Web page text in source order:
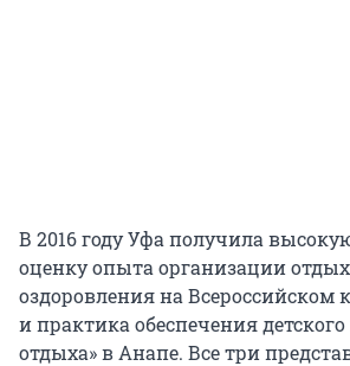
В 2016 году Уфа получила
оценку опыта организации
оздоровления на Всероссийском
и практика обеспечения
отдыха» в Анапе. Все три